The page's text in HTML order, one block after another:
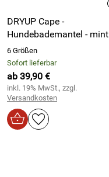
DRYUP Cape -
Hundebademantel - mint
6 Größen
Sofort lieferbar
ab 39,90 €
inkl. 19% MwSt., zzgl.
Versandkosten